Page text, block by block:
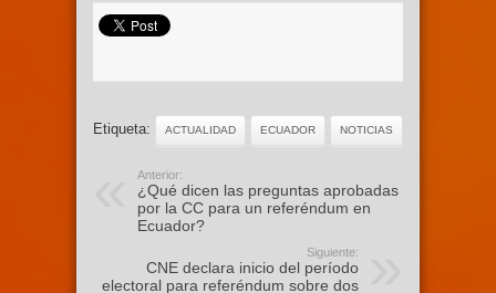
Etiqueta: ACTUALIDAD ECUADOR NOTICIAS
Anterior:
¿Qué dicen las preguntas aprobadas
por la CC para un referéndum en
Ecuador?
Siguiente:
CNE declara inicio del período
electoral para referéndum sobre dos